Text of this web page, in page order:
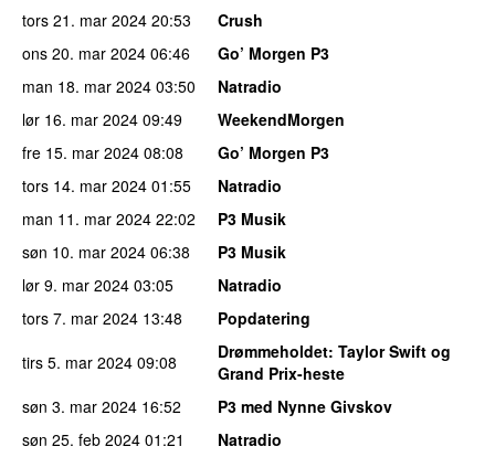
tors 21. mar 2024 20:53
Crush
ons 20. mar 2024 06:46
Go’ Morgen P3
man 18. mar 2024 03:50
Natradio
lør 16. mar 2024 09:49
WeekendMorgen
fre 15. mar 2024 08:08
Go’ Morgen P3
tors 14. mar 2024 01:55
Natradio
man 11. mar 2024 22:02
P3 Musik
søn 10. mar 2024 06:38
P3 Musik
lør 9. mar 2024 03:05
Natradio
tors 7. mar 2024 13:48
Popdatering
tirs 5. mar 2024 09:08 Drømmeholdet: Taylor Swift og
Grand Prix-heste
søn 3. mar 2024 16:52
P3 med Nynne Givskov
søn 25. feb 2024 01:21
Natradio